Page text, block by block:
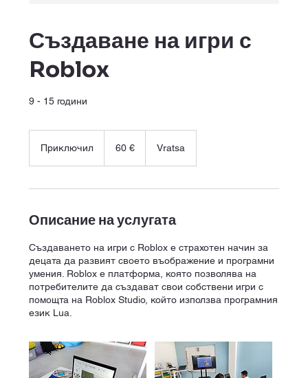
Създаване на игри с
Roblox
9 - 15 години
Приключил
к
ч
л
60 € Vratsa
Описание на услугата
Създаването на игри с Roblox е страхотен начин за
децата да развият своето въображение и програмни
умения. Roblox е платформа, която позволява на
потребителите да създават свои собствени игри с
помощта на Roblox Studio, който използва програмния
език Lua.